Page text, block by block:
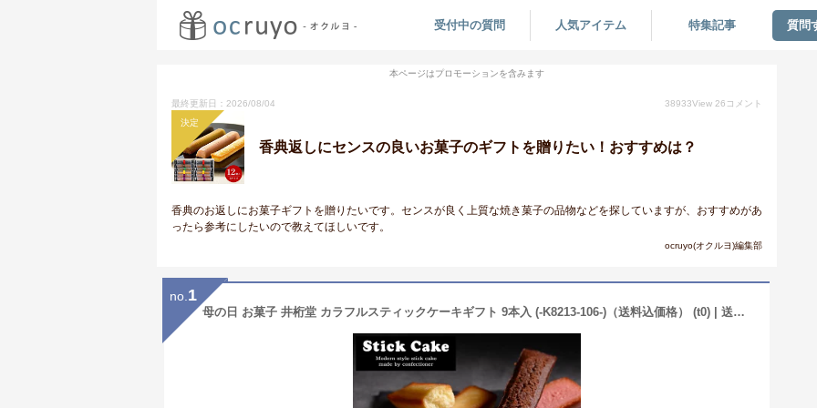
受付中の質問 人気アイテム 特集記事 質問
本ページはプロモーションを含みます
最終更新日：2026/08/04 38933View 26 コメント
決定
香典返しにセンスの良いお菓子のギフトを贈りたい！おすすめは？
香典のお返しにお菓子ギフトを贈りたいです。センスが良く上質な焼き菓子の品物などを探していますが、おすすめがあ
ったら参考にしたいので教えてほしいです。
ocruyo(オクルヨ)編集部
no. 1
母の日 お菓子 井桁堂 カラフルスティックケーキギフト 9本入 (-K8213-106-)（送料込価格） (t0) | 送料無料 内祝い お祝い お返し お祝い返し ギフト 誕生日 プレゼント 出産内祝い 結婚 快気祝い お供え 香典返し 人気 おすすめ 個包装 菓子折り 焼菓子 詰め合わせ